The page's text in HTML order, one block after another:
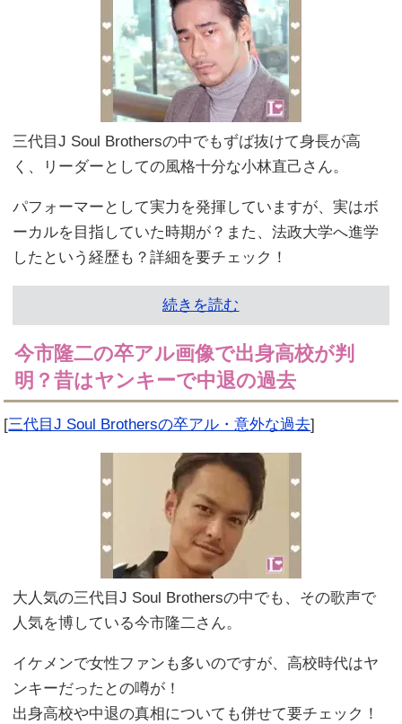
三代目J Soul Brothersの中でもずば抜けて身長が高
く、リーダーとしての風格十分な小林直己さん。
パフォーマーとして実力を発揮していますが、実はボ
ーカルを目指していた時期が？また、法政大学へ進学
したという経歴も？詳細を要チェック！
続きを読む
今市隆二の卒アル画像で出身高校が判
明？昔はヤンキーで中退の過去
[三代目J Soul Brothersの卒アル・意外な過去]
大人気の三代目J Soul Brothersの中でも、その歌声で
人気を博している今市隆二さん。
イケメンで女性ファンも多いのですが、高校時代はヤ
ンキーだったとの噂が！
出身高校や中退の真相についても併せて要チェック！